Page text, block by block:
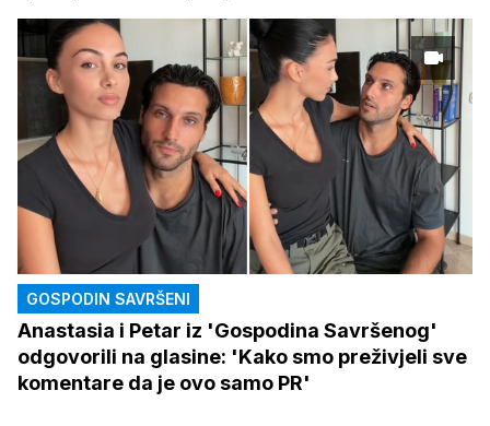
GOSPODIN SAVRŠENI
Anastasia i Petar iz 'Gospodina Savršenog'
odgovorili na glasine: 'Kako smo preživjeli sve
komentare da je ovo samo PR'